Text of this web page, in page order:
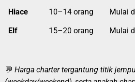
Hiace 10–14 orang Mulai
Elf 15–20 orang Mulai
💬 Harga charter tergantung titik